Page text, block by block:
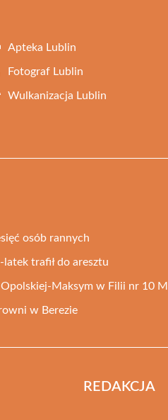
Apteka Lublin
Fotograf Lublin
Wulkanizacja Lublin
osób rannych
trafił do aresztu
Maksym w Filii nr 10
w Berezie
REDAKCJA